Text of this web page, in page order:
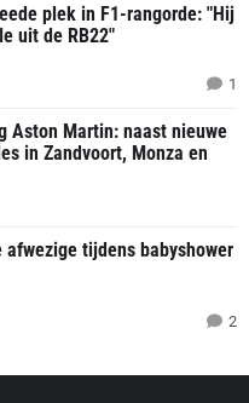
plek in F1-rangorde: "Hij
uit de RB22"
1
Aston Martin: naast nieuwe
in Zandvoort, Monza en
afwezige tijdens babyshower
2